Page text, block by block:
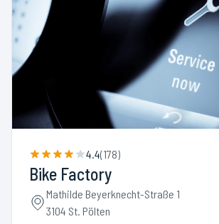
4.4(178)
Bike Factory
Mathilde Beyerknecht-Straße 1
3104 St. Pölten